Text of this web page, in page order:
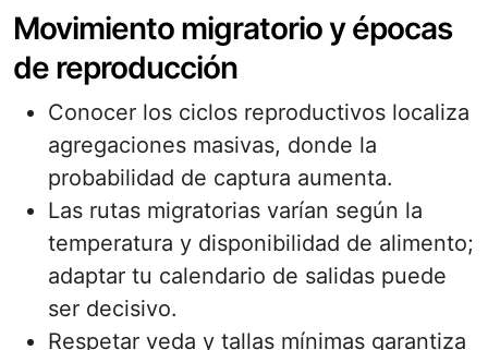
Movimiento migratorio y épocas
de reproducción
Conocer los ciclos reproductivos localiza
agregaciones masivas, donde la
probabilidad de captura aumenta.
Las rutas migratorias varían según la
temperatura y disponibilidad de alimento;
adaptar tu calendario de salidas puede
ser decisivo.
Respetar veda y tallas mínimas garantiza